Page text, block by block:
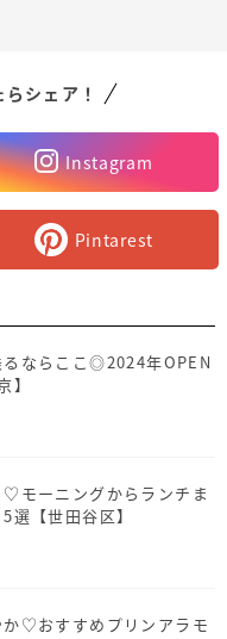
シェア！
Instagram
Pintarest
るならここ◎2024年OPEN
】
♡モーニングからランチま
選【世田谷区】
か♡おすすめプリンアラモ